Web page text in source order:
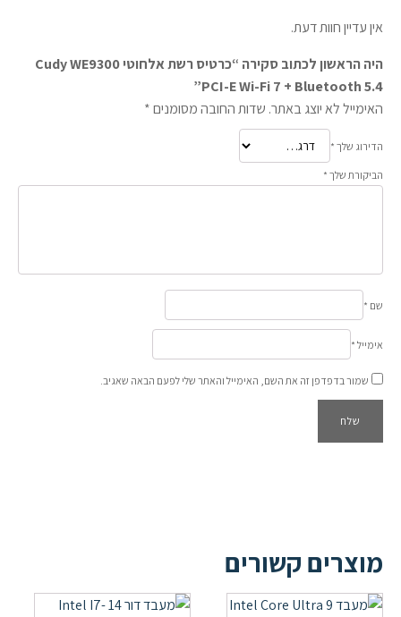
אין עדיין חוות דעת.
היה הראשון לכתוב סקירה “כרטיס רשת אלחוטי Cudy WE9300
PCI-E Wi-Fi 7 + Bluetooth 5.4”
האימייל לא יוצג באתר. שדות החובה מסומנים*
הדירוג שלך *
הביקורת שלך *
שם *
אימייל *
שמור בדפדפן זה את השם, האימייל והאתר שלי לפעם הבאה שאגיב.
מוצרים קשורים